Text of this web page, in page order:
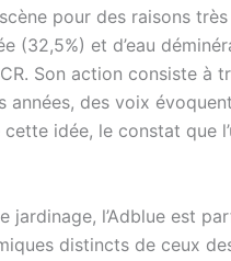
pour des raisons
(32,5%) et d’eau
Son action consiste
années, des voix
idée, le constat
l’Adblue est
distincts de ceux